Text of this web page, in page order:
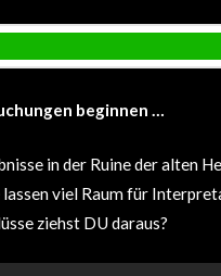
beginnen …
in der Ruine der alten
lassen viel Raum für
ziehst DU daraus?